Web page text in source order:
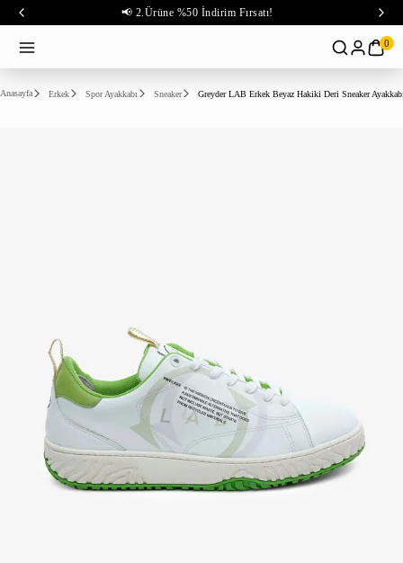
📢 2.Ürüne %50 İndirim Fırsatı!
0
Anasayfa Erkek Spor Ayakkabı Sneaker Greyder LAB Erkek Beyaz Hakiki Deri Sneaker